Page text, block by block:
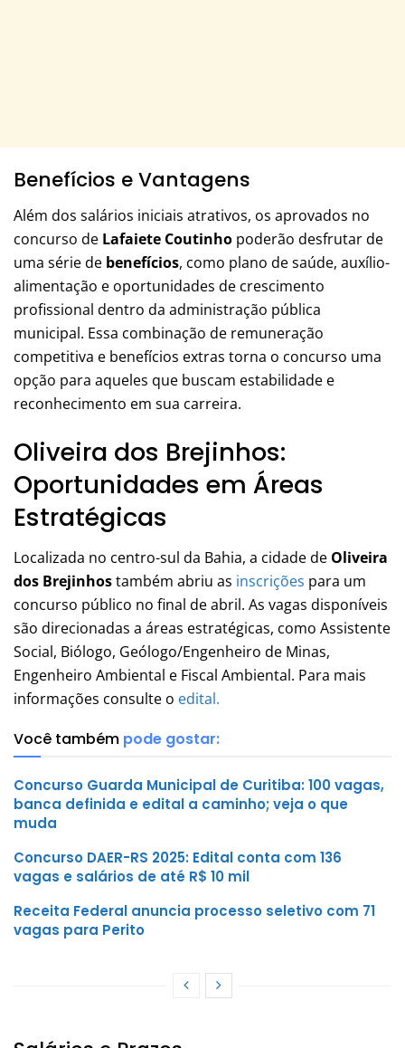
Benefícios e Vantagens
Além dos salários iniciais atrativos, os aprovados no
concurso de Lafaiete Coutinho poderão desfrutar de
uma série de benefícios, como plano de saúde, auxílio-
alimentação e oportunidades de crescimento
profissional dentro da administração pública
municipal. Essa combinação de remuneração
competitiva e benefícios extras torna o concurso uma
opção para aqueles que buscam estabilidade e
reconhecimento em sua carreira.
Oliveira dos Brejinhos:
Oportunidades em Áreas
Estratégicas
Localizada no centro-sul da Bahia, a cidade de Oliveira
dos Brejinhostambém abriu as inscrições para um
concurso público no final de abril. As vagas disponíveis
são direcionadas a áreas estratégicas, como Assistente
Social, Biólogo, Geólogo/Engenheiro de Minas,
Engenheiro Ambiental e Fiscal Ambiental. Para mais
informações consulte o edital.
Você também pode gostar:
Concurso Guarda Municipal de Curitiba: 100 vagas,
banca definida e edital a caminho; veja o que
muda
Concurso DAER-RS 2025: Edital conta com 136
vagas e salários de até R$ 10 mil
Receita Federal anuncia processo seletivo com 71
vagas para Perito